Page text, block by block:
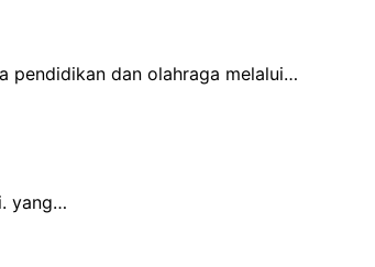
pendidikan dan olahraga melalui…
yang…